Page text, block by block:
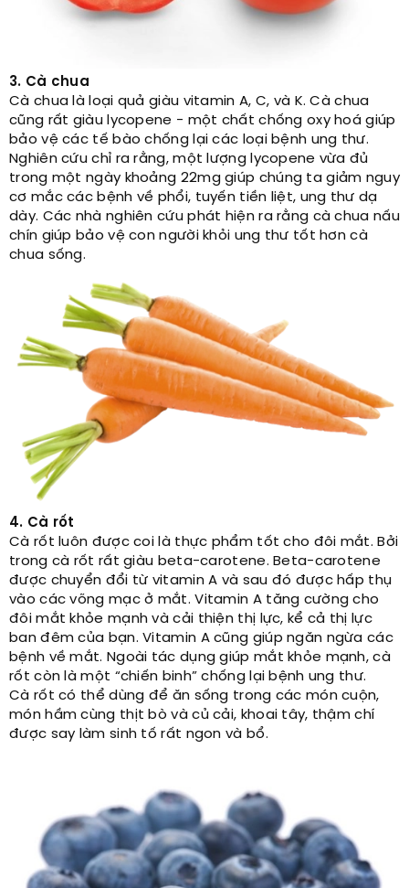
3. Cà chua
Cà chua là loại quả giàu vitamin A, C, và K. Cà chua
cũng rất giàu lycopene - một chất chống oxy hoá giúp
bảo vệ các tế bào chống lại các loại bệnh ung thư.
Nghiên cứu chỉ ra rằng, một lượng lycopene vừa đủ
trong một ngày khoảng 22mg giúp chúng ta giảm nguy
cơ mắc các bệnh về phổi, tuyến tiền liệt, ung thư dạ
dày. Các nhà nghiên cứu phát hiện ra rằng cà chua nấu
chín giúp bảo vệ con người khỏi ung thư tốt hơn cà
chua sống.
4. Cà rốt
Cà rốt luôn được coi là thực phẩm tốt cho đôi mắt. Bởi
trong cà rốt rất giàu beta-carotene. Beta-carotene
được chuyển đổi từ vitamin A và sau đó được hấp thụ
vào các võng mạc ở mắt. Vitamin A tăng cường cho
đôi mắt khỏe mạnh và cải thiện thị lực, kể cả thị lực
ban đêm của bạn. Vitamin A cũng giúp ngăn ngừa các
bệnh về mắt. Ngoài tác dụng giúp mắt khỏe mạnh, cà
rốt còn là một “chiến binh” chống lại bệnh ung thư.
Cà rốt có thể dùng để ăn sống trong các món cuộn,
món hầm cùng thịt bò và củ cải, khoai tây, thậm chí
được say làm sinh tố rất ngon và bổ.